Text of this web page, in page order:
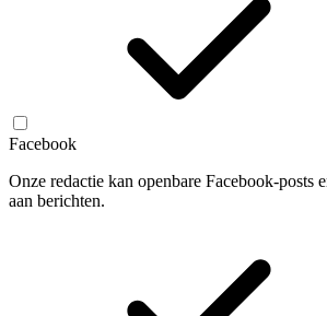
Facebook
Onze redactie kan openbare Facebook-posts
aan berichten.